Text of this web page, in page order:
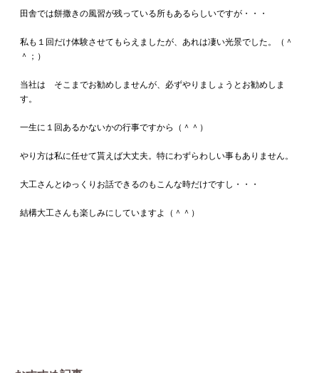
田舎では餅撒きの風習が残っている所もあるらしいですが・・・
私も１回だけ体験させてもらえましたが、あれは凄い光景でした。（＾
＾；）
当社は そこまでお勧めしませんが、必ずやりましょうとお勧めしま
す。
一生に１回あるかないかの行事ですから（＾＾）
やり方は私に任せて貰えば大丈夫。特にわずらわしい事もありません。
大工さんとゆっくりお話できるのもこんな時だけですし・・・
結構大工さんも楽しみにしていますよ（＾＾）